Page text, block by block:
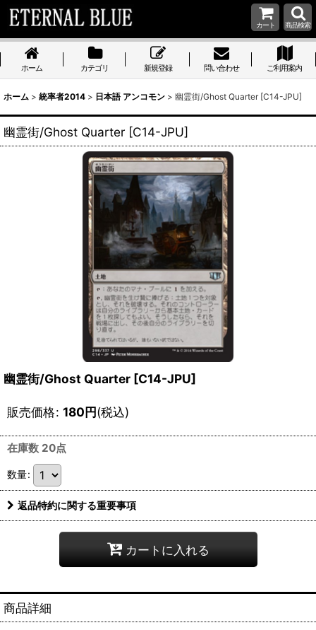
カート 商品検索
ホーム カテゴリ 新規登録 問い合わせ ご利用案内
ホーム > 統率者2014 > 日本語 アンコモン > 幽霊街/Ghost Quarter [C14-JPU]
幽霊街/Ghost Quarter [C14-JPU]
幽霊街/Ghost Quarter [C14-JPU]
販売価格: 180円(税込)
在庫数 20点
数量:
返品特約に関する重要事項
カートに入れる
商品詳細